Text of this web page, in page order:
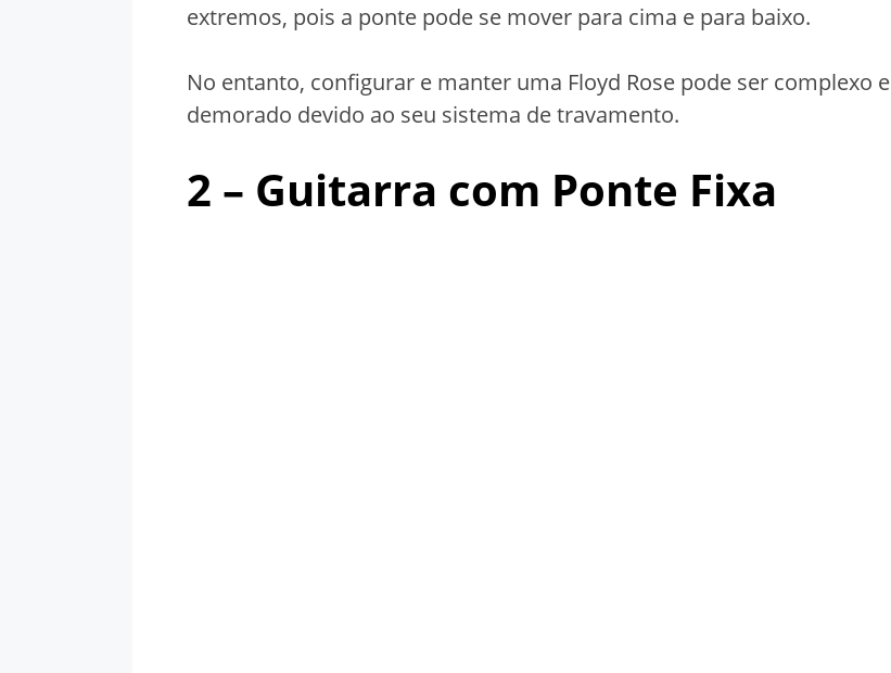
extremos, pois a ponte pode se mover para cima e para baixo.
No entanto, configurar e manter uma Floyd Rose pode ser complexo e
demorado devido ao seu sistema de travamento.
2 – Guitarra com Ponte Fixa